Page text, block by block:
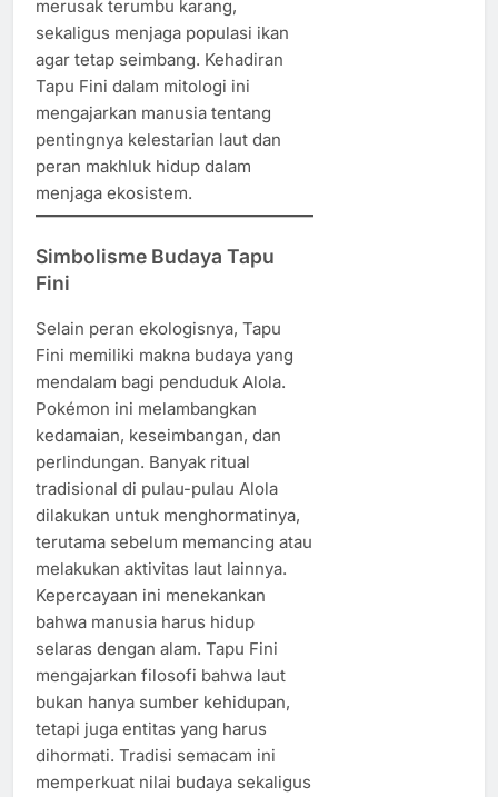
merusak terumbu karang,
sekaligus menjaga populasi ikan
agar tetap seimbang. Kehadiran
Tapu Fini dalam mitologi ini
mengajarkan manusia tentang
pentingnya kelestarian laut dan
peran makhluk hidup dalam
menjaga ekosistem.
Simbolisme Budaya Tapu
Fini
Selain peran ekologisnya, Tapu
Fini memiliki makna budaya yang
mendalam bagi penduduk Alola.
Pokémon ini melambangkan
kedamaian, keseimbangan, dan
perlindungan. Banyak ritual
tradisional di pulau-pulau Alola
dilakukan untuk menghormatinya,
terutama sebelum memancing atau
melakukan aktivitas laut lainnya.
Kepercayaan ini menekankan
bahwa manusia harus hidup
selaras dengan alam. Tapu Fini
mengajarkan filosofi bahwa laut
bukan hanya sumber kehidupan,
tetapi juga entitas yang harus
dihormati. Tradisi semacam ini
memperkuat nilai budaya sekaligus